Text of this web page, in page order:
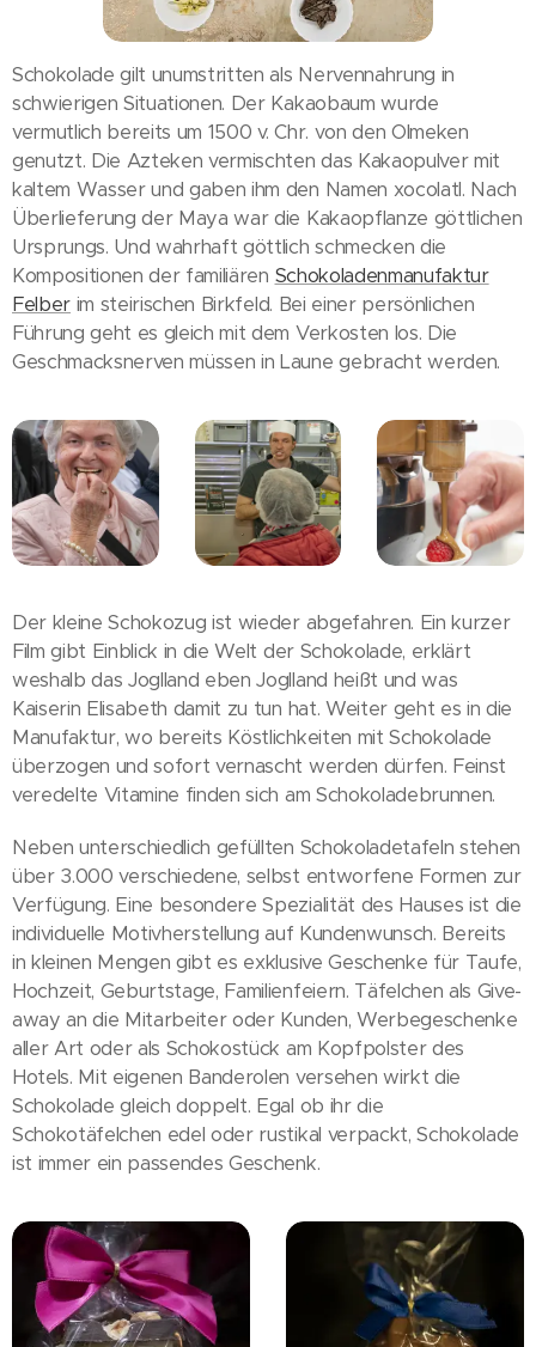
Schokolade gilt unumstritten als Nervennahrung in
schwierigen Situationen. Der Kakaobaum wurde
vermutlich bereits um 1500 v. Chr. von den Olmeken
genutzt. Die Azteken vermischten das Kakaopulver mit
kaltem Wasser und gaben ihm den Namen xocolatl. Nach
Überlieferung der Maya war die Kakaopflanze göttlichen
Ursprungs. Und wahrhaft göttlich schmecken die
Kompositionen der familiären Schokoladenmanufaktur
Felber im steirischen Birkfeld. Bei einer persönlichen
Führung geht es gleich mit dem Verkosten los. Die
Geschmacksnerven müssen in Laune gebracht werden.
Der kleine Schokozug ist wieder abgefahren. Ein kurzer
Film gibt Einblick in die Welt der Schokolade, erklärt
weshalb das Joglland eben Joglland heißt und was
Kaiserin Elisabeth damit zu tun hat. Weiter geht es in die
Manufaktur, wo bereits Köstlichkeiten mit Schokolade
überzogen und sofort vernascht werden dürfen. Feinst
veredelte Vitamine finden sich am Schokoladebrunnen.
Neben unterschiedlich gefüllten Schokoladetafeln stehen
über 3.000 verschiedene, selbst entworfene Formen zur
Verfügung. Eine besondere Spezialität des Hauses ist die
individuelle Motivherstellung auf Kundenwunsch. Bereits
in kleinen Mengen gibt es exklusive Geschenke für Taufe,
Hochzeit, Geburtstage, Familienfeiern. Täfelchen als Give-
away an die Mitarbeiter oder Kunden, Werbegeschenke
aller Art oder als Schokostück am Kopfpolster des
Hotels. Mit eigenen Banderolen versehen wirkt die
Schokolade gleich doppelt. Egal ob ihr die
Schokotäfelchen edel oder rustikal verpackt, Schokolade
ist immer ein passendes Geschenk.